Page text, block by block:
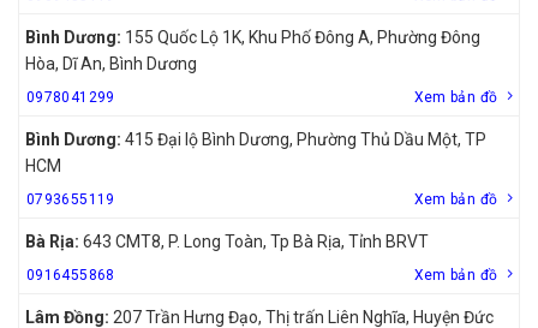
Bình Dương: 155 Quốc Lộ 1K, Khu Phố Đông A, Phường Đông
Hòa, Dĩ An, Bình Dương
0978041299 Xem bản đồ
Bình Dương: 415 Đại lộ Bình Dương, Phường Thủ Dầu Một, TP
HCM
0793655119 Xem bản đồ
Bà Rịa: 643 CMT8, P. Long Toàn, Tp Bà Rịa, Tỉnh BRVT
0916455868 Xem bản đồ
Lâm Đồng: 207 Trần Hưng Đạo, Thị trấn Liên Nghĩa, Huyện Đức